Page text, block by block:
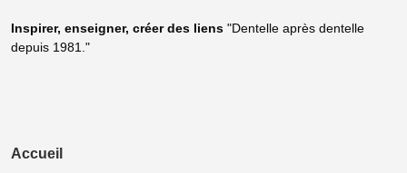
Inspirer, enseigner, créer des liens "Dentelle après dentelle
depuis 1981."
Accueil